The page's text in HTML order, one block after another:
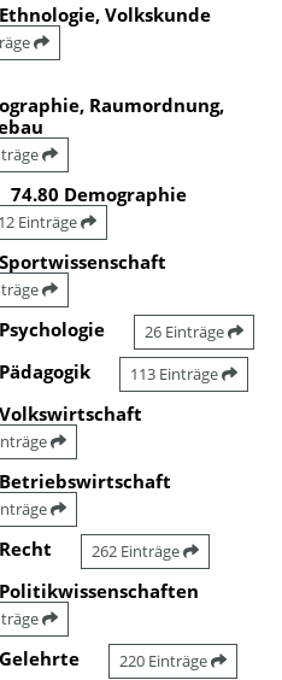
Volkskunde
Raumordnung,
74.80 Demographie
12 Einträge
26 Einträge
113 Einträge
262 Einträge
220 Einträge